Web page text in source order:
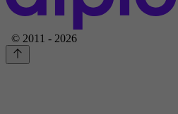
© 2011 - 2026